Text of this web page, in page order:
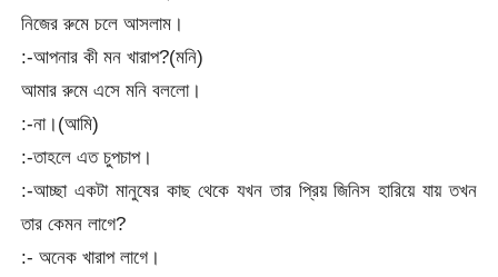
নিজের রুমে চলে আসলাম।
:-আপনার কী মন খারাপ?(মনি)
আমার রুমে এসে মনি বললো।
:-না।(আমি)
:-তাহলে এত চুপচাপ।
:-আচ্ছা একটা মানুষের কাছ থেকে যখন তার প্রিয় জিনিস হারিয়ে যায় তখন
তার কেমন লাগে?
:- অনেক খারাপ লাগে।